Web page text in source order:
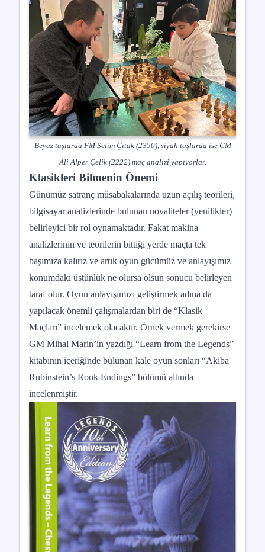
Beyaz taşlarda FM Selim Çıtak (2350), siyah taşlarda ise CM
Ali Alper Çelik (2222) maç analizi yapıyorlar.
Klasikleri Bilmenin Önemi
Günümüz satranç müsabakalarında uzun açılış teorileri,
bilgisayar analizlerinde bulunan novaliteler (yenilikler)
belirleyici bir rol oynamaktadır. Fakat makina
analizlerinin ve teorilerin bittiği yerde maçta tek
başımıza kalırız ve artık oyun gücümüz ve anlayışımız
konumdaki üstünlük ne olursa olsun sonucu belirleyen
taraf olur. Oyun anlayışımızı geliştirmek adına da
yapılacak önemli çalışmalardan biri de “Klasik
Maçları” incelemek olacaktır. Örnek vermek gerekirse
GM Mihal Marin’in yazdığı “Learn from the Legends”
kitabının içeriğinde bulunan kale oyun sonları “Akiba
Rubinstein’s Rook Endings” bölümü altında
incelenmiştir.